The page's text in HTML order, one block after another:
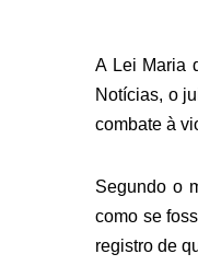
A Lei Maria
Notícias, o
combate à
Segundo o
como se
registro de